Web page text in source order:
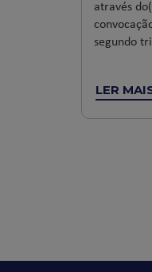
através
segundo
LER